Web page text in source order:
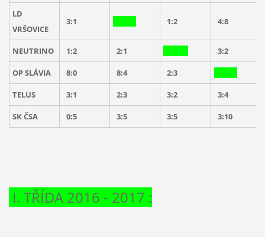
LD
VRŠOVICE
3:1 1:2 4:8
NEUTRINO 1:2 2:1 3:2
OP SLÁVIA 8:0 8:4 2:3
TELUS 3:1 2:3 3:2 3:4
SK ČSA 0:5 3:5 3:5 3:10
I. TŘÍDA 2016 - 2017 :